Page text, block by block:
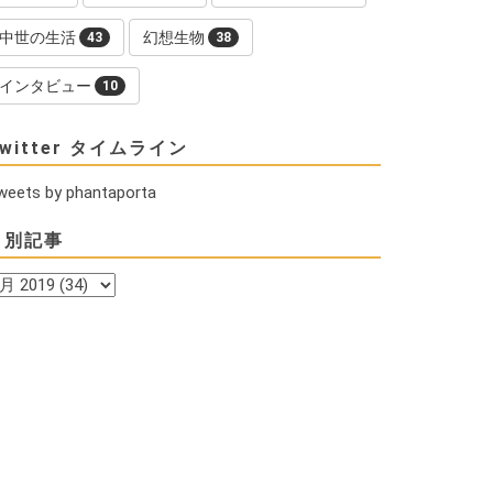
中世の生活 43 幻想生物 38
インタビュー 10
タイムライン
by phantaporta
別記事